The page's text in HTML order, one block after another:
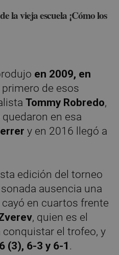
la vieja escuela ¡Cómo los
en 2009, en
primero de esos
Tommy Robredo,
en esa
y en 2016 llegó a
edición del torneo
ausencia una
en cuartos frente
, quien es el
el trofeo, y
(3), 6-3 y 6-1 .